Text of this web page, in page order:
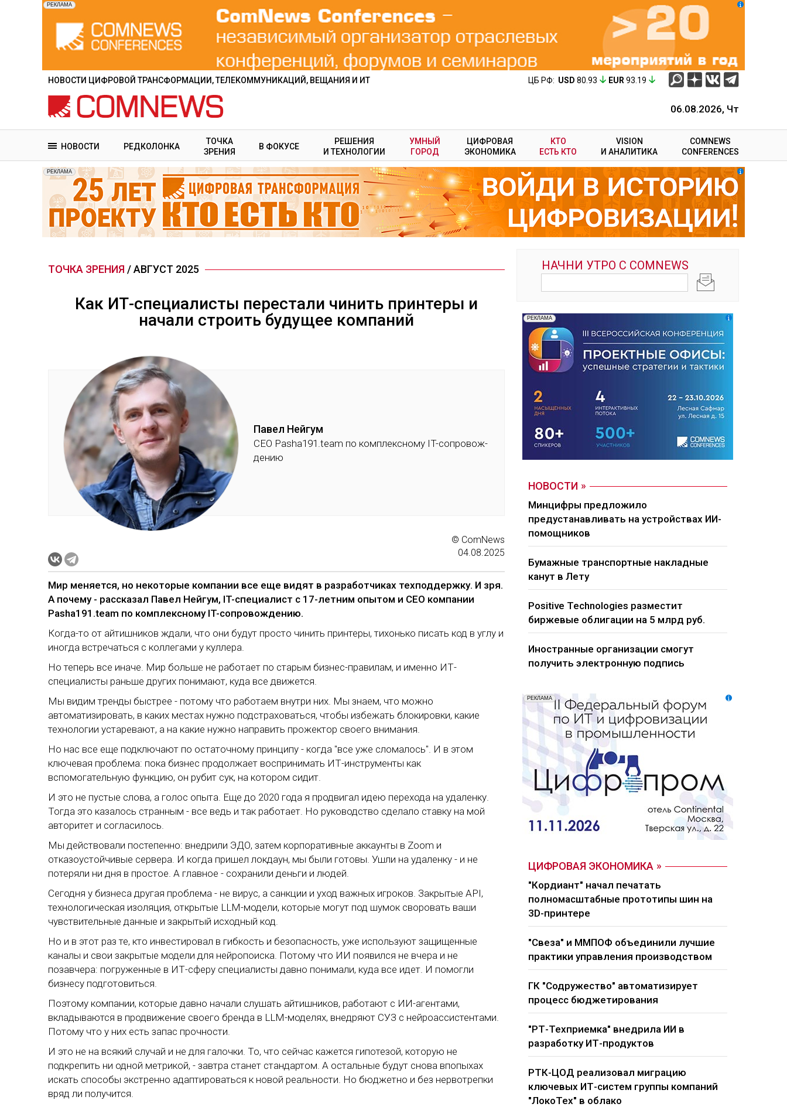
содержанию
НОВОСТИ ЦИФРОВОЙ ТРАНСФОРМАЦИИ, ТЕЛЕКОММУНИКАЦИЙ, ВЕЩАНИЯ И ИТ ЦБ РФ: USD 80.93 EUR 93.19
06.08.2026, Чт
НОВОСТИ РЕДКОЛОНКА
ТОЧКА
ЗРЕНИЯ
В ФОКУСЕ
РЕШЕНИЯ
И ТЕХНОЛОГИИ
УМНЫЙ
ГОРОД
ЦИФРОВАЯ
ЭКОНОМИКА
КТО
ЕСТЬ КТО
VISION
И АНАЛИТИКА
COMNEWS
CONFERENCES
ТОЧКА ЗРЕНИЯ / АВГУСТ 2025
Как ИТ-специалисты перестали чинить принтеры и
начали строить будущее компаний
Па­вел Ней­гум
CEO Pasha191.team по ком­плексно­му IT-соп­ро­вож­
де­нию
© ComNews
04.08.2025
Мир меняется, но некоторые компании все еще видят в разработчиках техподдержку. И зря.
А почему - рассказал Павел Нейгум, IT-специалист с 17-летним опытом и CEO компании
Pasha191.team по комплексному IT-сопровождению.
Когда-то от айтишников ждали, что они будут просто чинить принтеры, тихонько писать код в углу и
иногда встречаться с коллегами у куллера.
Но теперь все иначе. Мир больше не работает по старым бизнес-правилам, и именно ИТ-
специалисты раньше других понимают, куда все движется.
Мы видим тренды быстрее - потому что работаем внутри них. Мы знаем, что можно
автоматизировать, в каких местах нужно подстраховаться, чтобы избежать блокировки, какие
технологии устаревают, а на какие нужно направить прожектор своего внимания.
Но нас все еще подключают по остаточному принципу - когда "все уже сломалось". И в этом
ключевая проблема: пока бизнес продолжает воспринимать ИТ-инструменты как
вспомогательную функцию, он рубит сук, на котором сидит.
И это не пустые слова, а голос опыта. Еще до 2020 года я продвигал идею перехода на удаленку.
Тогда это казалось странным - все ведь и так работает. Но руководство сделало ставку на мой
авторитет и согласилось.
Мы действовали постепенно: внедрили ЭДО, затем корпоративные аккаунты в Zoom и
отказоустойчивые сервера. И когда пришел локдаун, мы были готовы. Ушли на удаленку - и не
потеряли ни дня в простое. А главное - сохранили деньги и людей.
Сегодня у бизнеса другая проблема - не вирус, а санкции и уход важных игроков. Закрытые API,
технологическая изоляция, открытые LLM-модели, которые могут под шумок своровать ваши
чувствительные данные и закрытый исходный код.
Но и в этот раз те, кто инвестировал в гибкость и безопасность, уже используют защищенные
каналы и свои закрытые модели для нейропоиска. Потому что ИИ появился не вчера и не
позавчера: погруженные в ИТ-сферу специалисты давно понимали, куда все идет. И помогли
бизнесу подготовиться.
Поэтому компании, которые давно начали слушать айтишников, работают с ИИ-агентами,
вкладываются в продвижение своего бренда в LLM-моделях, внедряют СУЗ с нейроассистентами.
Потому что у них есть запас прочности.
И это не на всякий случай и не для галочки. То, что сейчас кажется гипотезой, которую не
подкрепить ни одной метрикой, - завтра станет стандартом. А остальные будут снова впопыхах
искать способы экстренно адаптироваться к новой реальности. Но бюджетно и без нервотрепки
вряд ли получится.
НОВОСТИ
Минцифры предложило
предустанавливать на устройствах ИИ-
помощников
Бумажные транспортные накладные
канут в Лету
Positive Technologies разместит
биржевые облигации на 5 млрд руб.
Иностранные организации смогут
получить электронную подпись
ЦИФРОВАЯ ЭКОНОМИКА
"Кордиант" начал печатать
полномасштабные прототипы шин на
3D-принтере
"Свеза" и ММПОФ объединили лучшие
практики управления производством
ГК "Содружество" автоматизирует
процесс бюджетирования
"РТ-Техприемка" внедрила ИИ в
разработку ИТ-продуктов
РТК-ЦОД реализовал миграцию
ключевых ИТ-систем группы компаний
"ЛокоТех" в облако